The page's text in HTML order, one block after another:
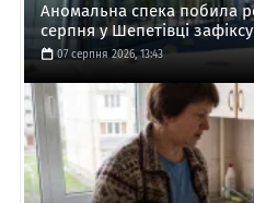
Аномальна спека побила
серпня у Шепетівці
07 серпня 2026, 13:43